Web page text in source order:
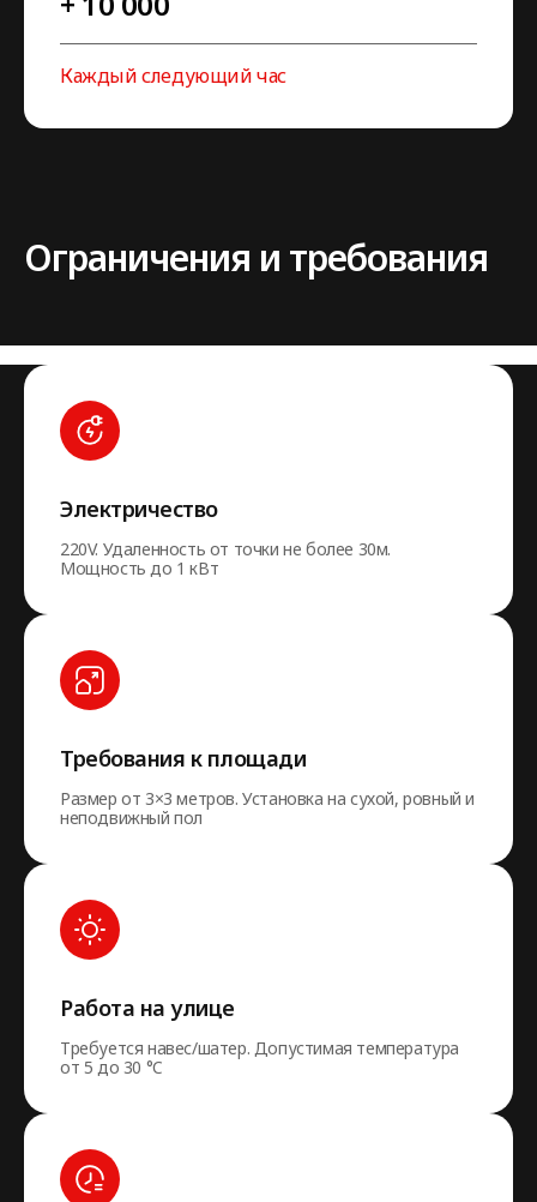
Каждый следующий час
Ограничения и требования
Электричество
220V. Удаленность от точки не более 30м.
Мощность до 1 кВт
Требования к площади
Размер от 3×3 метров. Установка на сухой, ровный и
неподвижный пол
Работа на улице
Требуется навес/шатер. Допустимая температура
от 5 до 30 °C